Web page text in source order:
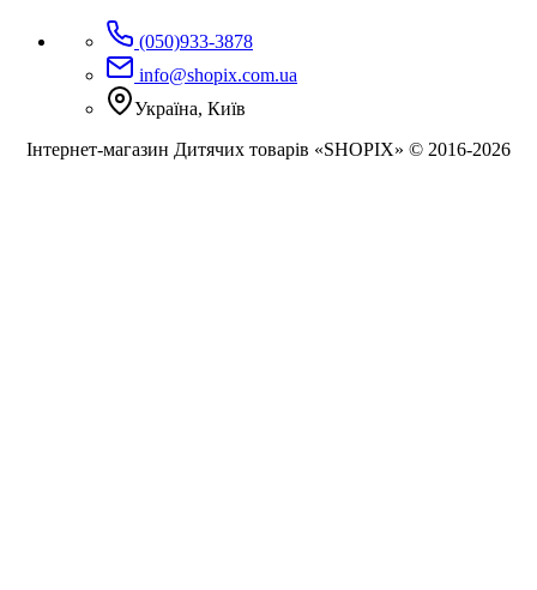
(050)933-3878
info@shopix.com.ua
Україна, Київ
Інтернет-магазин Дитячих товарів «SHOPIX» © 2016-2026